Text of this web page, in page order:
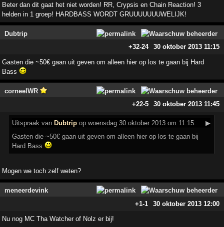
Beter dan dit gaat het niet worden! RR, Crypsis en Chain Reaction! 3
helden in 1 groep! HARDBASS WORDT GRUUUUUUUWELIJK!
Dubtrip
+32-24 30 oktober 2013 11:15
Gasten die ~50€ gaan uit geven om alleen hier op los te gaan bij Hard
Bass
corneelWR
+22-5 30 oktober 2013 11:45
Uitspraak van Dubtrip op woensdag 30 oktober 2013 om 11:15:
▶
Gasten die ~50€ gaan uit geven om alleen hier op los te gaan bij
Hard Bass
Mogen we toch zelf weten?
meneerdevink
+1-1 30 oktober 2013 12:00
Nu nog MC Tha Watcher of Nolz er bij!